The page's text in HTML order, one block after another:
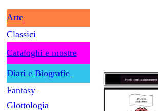
Arte
Classici
Cataloghi e mostre
Diari e Biografie
Fantasy
Glottologia